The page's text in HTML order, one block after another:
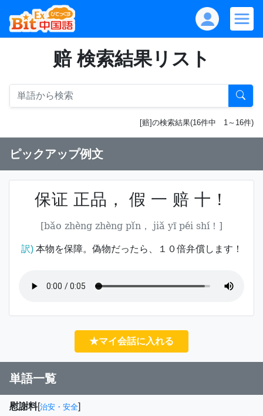
赔 検索結果リスト
[赔]の検索結果(16件中 1～16件)
ピックアップ例文
保证 正品， 假 一 赔 十！
[bǎo zhèng zhèng pǐn， jiǎ yī péi shí！]
訳)本物を保障。偽物だったら、１０倍弁償します！
★マイ会話に入れる
単語一覧
慰謝料[治安・安全]